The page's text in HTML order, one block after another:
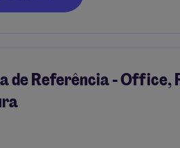
de Referência - Office,